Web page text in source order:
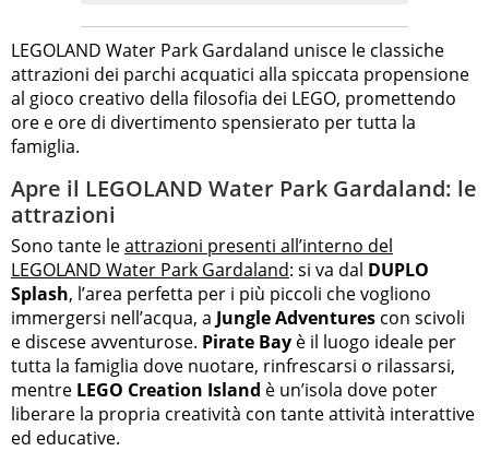
LEGOLAND Water Park Gardaland unisce le classiche
attrazioni dei parchi acquatici alla spiccata propensione
al gioco creativo della filosofia dei LEGO, promettendo
ore e ore di divertimento spensierato per tutta la
famiglia.
Apre il LEGOLAND Water Park Gardaland: le
attrazioni
Sono tante leattrazioni presenti all’interno del
LEGOLAND Water Park Gardaland: si va dal DUPLO
Splash, l’area perfetta per i più piccoli che vogliono
immergersi nell’acqua, a Jungle Adventures con scivoli
e discese avventurose. Pirate Bay è il luogo ideale per
tutta la famiglia dove nuotare, rinfrescarsi o rilassarsi,
mentre LEGO Creation Island è un’isola dove poter
liberare la propria creatività con tante attività interattive
ed educative.